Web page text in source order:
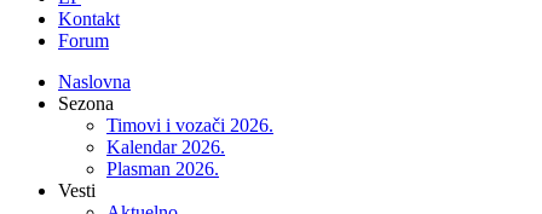
Kontakt
Forum
Naslovna
Sezona
Timovi i vozači 2026.
Kalendar 2026.
Plasman 2026.
Vesti